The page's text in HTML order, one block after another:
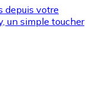
depuis votre
un simple toucher